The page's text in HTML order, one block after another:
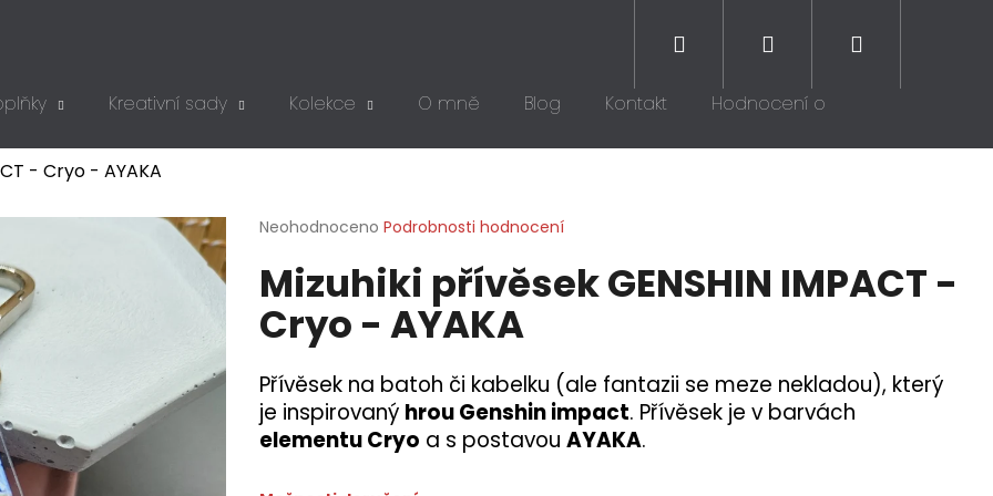
Kreativní sady Kolekce O mně Blog Kontakt Hodnocení obchodu
Přihlášení
- Cryo - AYAKA
Průměrné
produktu
je
0,0
z
hvězdiček.
Neohodnoceno Podrobnosti hodnocení
Mizuhiki přívěsek GENSHIN IMPACT -
Cryo - AYAKA
Přívěsek na batoh či kabelku (ale fantazii se meze nekladou), který
je inspirovaný hrou Genshin impact. Přívěsek je v barvách
elementu Cryo a s postavou AYAKA.
Co potřebujete najít?